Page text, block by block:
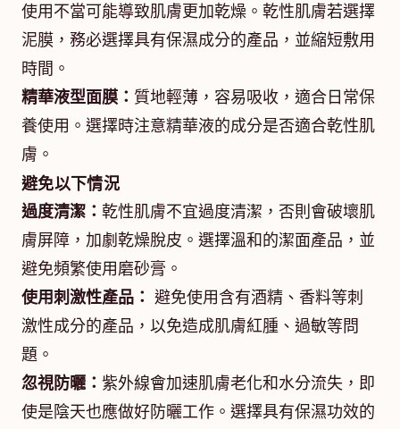
使用不當可能導致肌膚更加乾燥。乾性肌膚若選擇
泥膜，務必選擇具有保濕成分的產品，並縮短敷用
時間。
精華液型面膜： 質地輕薄，容易吸收，適合日常保
養使用。選擇時注意精華液的成分是否適合乾性肌
膚。
避免以下情況
過度清潔： 乾性肌膚不宜過度清潔，否則會破壞肌
膚屏障，加劇乾燥脫皮。選擇溫和的潔面產品，並
避免頻繁使用磨砂膏。
使用刺激性產品： 避免使用含有酒精、香料等刺
激性成分的產品，以免造成肌膚紅腫、過敏等問
題。
忽視防曬： 紫外線會加速肌膚老化和水分流失，即
使是陰天也應做好防曬工作。選擇具有保濕功效的